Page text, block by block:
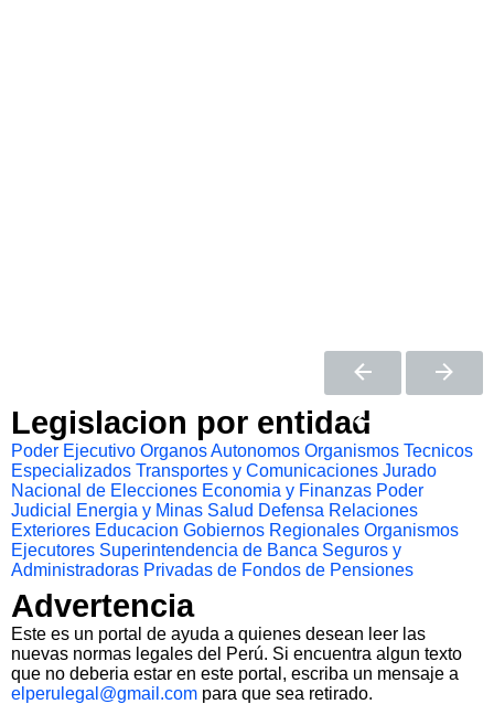
Legislacion por entidad
Poder Ejecutivo Organos Autonomos Organismos Tecnicos
Especializados Transportes y Comunicaciones Jurado
Nacional de Elecciones Economia y Finanzas Poder
Judicial
Energia y Minas Salud Defensa Relaciones
Exteriores Educacion Gobiernos Regionales Organismos
Ejecutores Superintendencia de Banca Seguros y
Administradoras Privadas de Fondos de Pensiones
Advertencia
Este es un portal de ayuda a quienes desean leer las
nuevas normas legales del Perú. Si encuentra algun texto
que no deberia estar en este portal, escriba un mensaje a
elperulegal@gmail.com para que sea retirado.